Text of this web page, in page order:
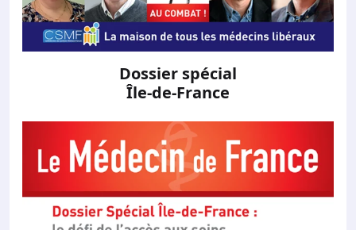
Dossier spécial
Île-de-France